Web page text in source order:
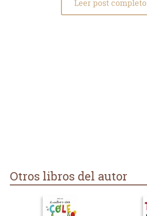
Leer post completo
Otros libros del autor